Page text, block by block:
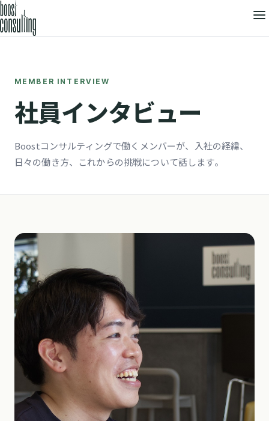
MEMBER INTERVIEW
社員インタビュー
Boostコンサルティングで働くメンバーが、入社の経緯、
日々の働き方、これからの挑戦について話します。